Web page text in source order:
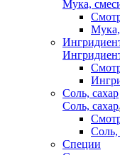
Мука,
Мука,
Соль, сахар
Соль, сахар
Соль,
Специи